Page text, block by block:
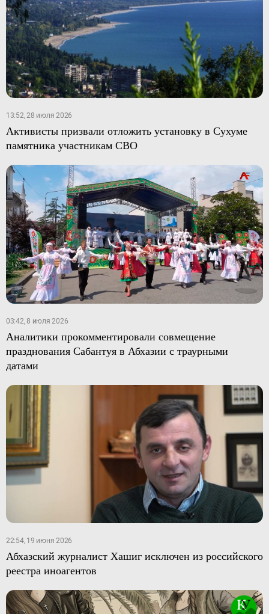
13:52, 28 июля 2026
Активисты призвали отложить установку в Сухуме
памятника участникам СВО
03:42, 8 июля 2026
Аналитики прокомментировали совмещение
празднования Сабантуя в Абхазии с траурными
датами
22:54, 19 июня 2026
Абхазский журналист Хашиг исключен из российского
реестра иноагентов